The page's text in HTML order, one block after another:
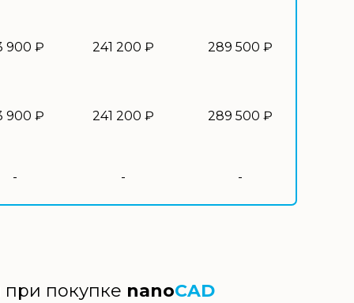
900 ₽ 241 200 ₽ 289 500 ₽
900 ₽ 241 200 ₽ 289 500 ₽
- - -
при покупке nanoCAD